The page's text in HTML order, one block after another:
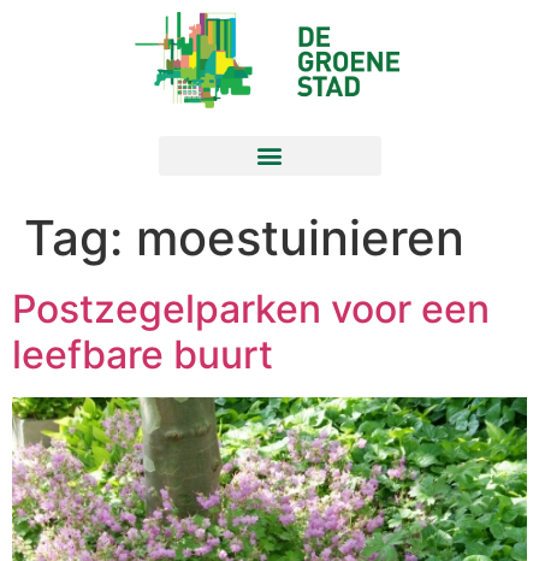
Tag: moestuinieren
Postzegelparken voor een
leefbare buurt